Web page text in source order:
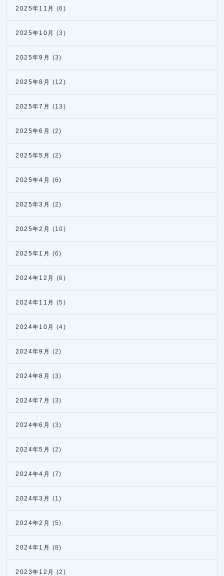
2025年11月 (6)
2025年10月 (3)
2025年9月 (3)
2025年8月 (12)
2025年7月 (13)
2025年6月 (2)
2025年5月 (2)
2025年4月 (6)
2025年3月 (2)
2025年2月 (10)
2025年1月 (6)
2024年12月 (6)
2024年11月 (5)
2024年10月 (4)
2024年9月 (2)
2024年8月 (3)
2024年7月 (3)
2024年6月 (3)
2024年5月 (2)
2024年4月 (7)
2024年3月 (1)
2024年2月 (5)
2024年1月 (8)
2023年12月 (2)